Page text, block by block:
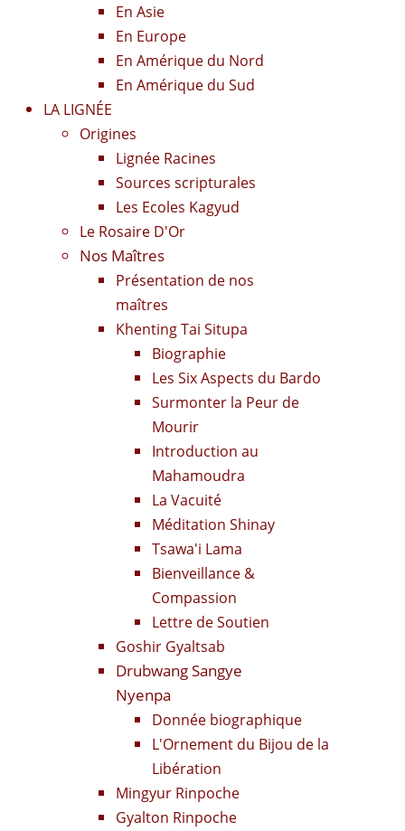
En Asie
En Europe
En Amérique du Nord
En Amérique du Sud
LA LIGNÉE
Origines
Lignée Racines
Sources scripturales
Les Ecoles Kagyud
Le Rosaire D'Or
Nos Maîtres
Présentation de nos
maîtres
Khenting Tai Situpa
Biographie
Les Six Aspects du Bardo
Surmonter la Peur de
Mourir
Introduction au
Mahamoudra
La Vacuité
Méditation Shinay
Tsawa'i Lama
Bienveillance &
Compassion
Lettre de Soutien
Goshir Gyaltsab
Drubwang Sangye
Nyenpa
Donnée biographique
L'Ornement du Bijou de la
Libération
Mingyur Rinpoche
Gyalton Rinpoche